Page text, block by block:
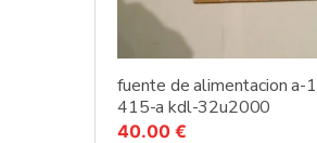
fuente de alimentacion a-
415-a kdl-32u2000
40.00 €